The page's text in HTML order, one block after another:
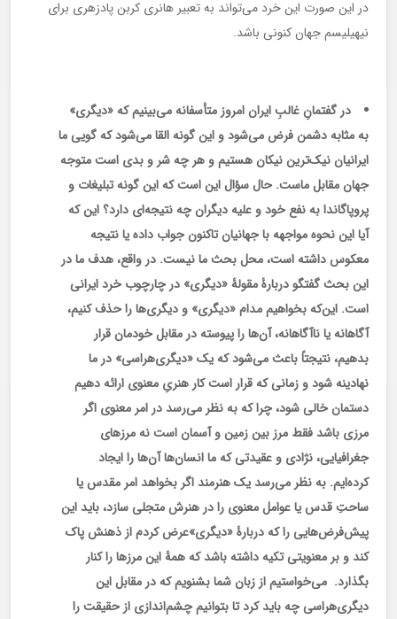
در این صورت این خرد می‌تواند به تعبیر هانری کربن پادزهری برای
نیهیلیسم جهان کنونی باشد.
در گفتمانِ غالبِ ایران امروز متأسفانه می‌بینیم که «دیگری»
به مثابه دشمن فرض می‌شود و این گونه القا می‌شود که گویی ما
ایرانیان نیک‌ترین نیکان هستیم و هر چه شر و بدی ا‌ست متوجه
جهان مقابل ماست. حال سؤال این‌ است که این گونه تبلیغات و
پروپاگاندا به نفع خود و علیه دیگران چه نتیجه‌ای دارد؟ این که
آیا این نحوه مواجهه با جهانیان تاکنون جواب داده یا نتیجه
معکوس داشته است، محل بحث ما نیست. در واقع، هدف ما در
این بحث گفتگو دربارۀ مقولۀ «دیگری» در چارچوب خرد ایرانی
است. این‌که بخواهیم مدام «دیگری» و دیگری‌ها را حذف کنیم،
آگاهانه یا ناآگاهانه، آن‌ها را پیوسته در مقابل خودمان قرار
بدهیم، نتیجتاً باعث می‌شود که یک «دیگری‌هراسی» در ما
نهادینه شود و زمانی که قرار است کار هنریِ معنوی ارائه دهیم
دستمان خالی ‌شود، چرا که به نظر می‌رسد در امر معنوی اگر
مرزی باشد فقط مرز بین زمین و آسمان است نه مرزهای
جغرافیایی، نژادی و عقیدتی که ما انسان‌ها آن‌ها را ایجاد
کرده‌ایم. به نظر می‌رسد یک هنرمند اگر بخواهد امر مقدس یا
ساحتِ قدس یا عوامل معنوی را در هنرش متجلی سازد، باید این
پیش‌فرض‌هایی را که دربارۀ «دیگری»عرض کردم از ذهنش پاک
کند و بر معنویتی تکیه داشته باشد که همۀ این مرزها را کنار
بگذارد. می‌خواستیم از زبان شما بشنویم که در مقابل این
دیگری‌هراسی چه باید کرد تا بتوانیم چشم‌اندازی از حقیقت را